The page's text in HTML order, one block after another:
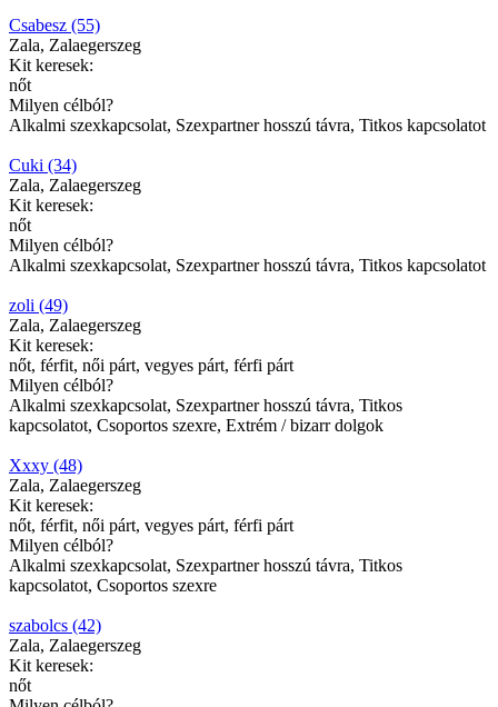
Csabesz (55)
Zala, Zalaegerszeg
Kit keresek:
nőt
Milyen célból?
Alkalmi szexkapcsolat, Szexpartner hosszú távra, Titkos kapcsolatot
Cuki (34)
Zala, Zalaegerszeg
Kit keresek:
nőt
Milyen célból?
Alkalmi szexkapcsolat, Szexpartner hosszú távra, Titkos kapcsolatot
zoli (49)
Zala, Zalaegerszeg
Kit keresek:
nőt, férfit, női párt, vegyes párt, férfi párt
Milyen célból?
Alkalmi szexkapcsolat, Szexpartner hosszú távra, Titkos
kapcsolatot, Csoportos szexre, Extrém / bizarr dolgok
Xxxy (48)
Zala, Zalaegerszeg
Kit keresek:
nőt, férfit, női párt, vegyes párt, férfi párt
Milyen célból?
Alkalmi szexkapcsolat, Szexpartner hosszú távra, Titkos
kapcsolatot, Csoportos szexre
szabolcs (42)
Zala, Zalaegerszeg
Kit keresek:
nőt